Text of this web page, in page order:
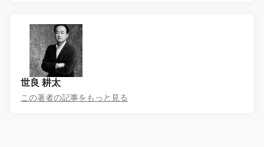
世良 耕太
この著者の記事をもっと見る